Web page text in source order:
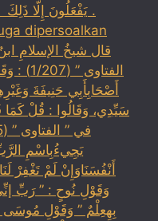
dipersoalkan
أَصْحَابِأَبِي حَنِيفَةَ
سَيِّدِي، وَقَالُوا : قُلْ كَمَا
يَجِيءُبِاسْمِ
أَنْفُسَنَاوَإِنْ لَمْ تَغْفِرْ
وَقَوْلِ نُوحٍ : ” رَبِّ
بِهِعِلْمٌ ” وَقَوْلِ